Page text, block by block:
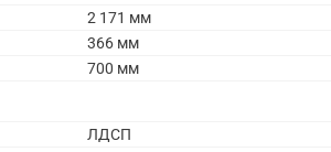
2 171 мм
366 мм
700 мм
ЛДСП